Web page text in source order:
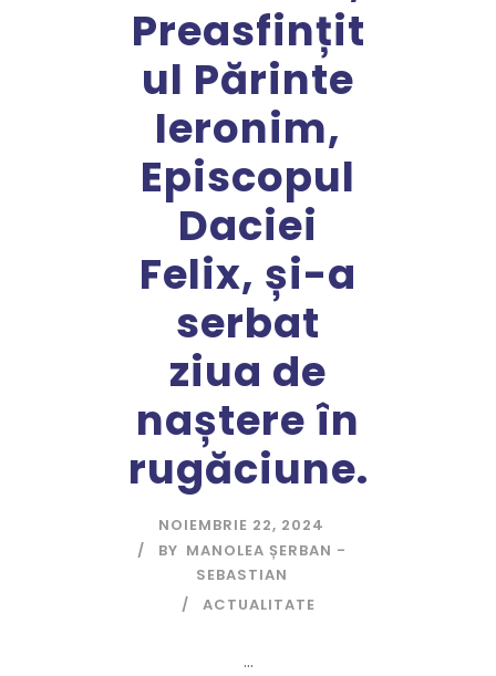
Preasfințit
ul Părinte
Ieronim,
Episcopul
Daciei
Felix, și-a
serbat
ziua de
naștere în
rugăciune.
NOIEMBRIE 22, 2024
BY MANOLEA ȘERBAN -
SEBASTIAN
ACTUALITATE
...